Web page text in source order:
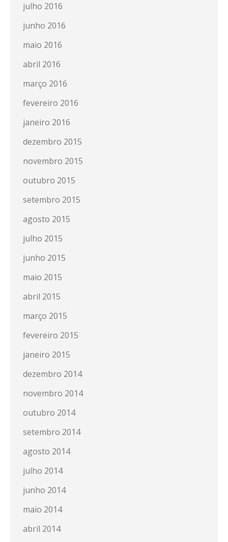
julho 2016
junho 2016
maio 2016
abril 2016
março 2016
fevereiro 2016
janeiro 2016
dezembro 2015
novembro 2015
outubro 2015
setembro 2015
agosto 2015
julho 2015
junho 2015
maio 2015
abril 2015
março 2015
fevereiro 2015
janeiro 2015
dezembro 2014
novembro 2014
outubro 2014
setembro 2014
agosto 2014
julho 2014
junho 2014
maio 2014
abril 2014